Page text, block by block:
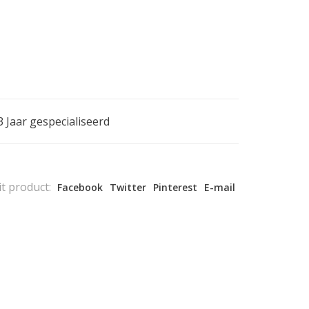
Jaar gespecialiseerd
product: Facebook Twitter Pinterest E-mail